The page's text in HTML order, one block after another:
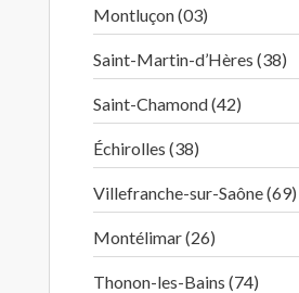
Montluçon (03)
Saint-Martin-d’Hères (38)
Saint-Chamond (42)
Échirolles (38)
Villefranche-sur-Saône (69)
Montélimar (26)
Thonon-les-Bains (74)